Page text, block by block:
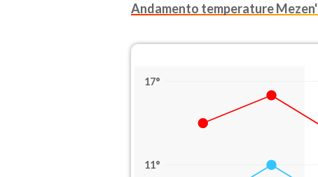
Andamento temperature Mezen'
17°
11°